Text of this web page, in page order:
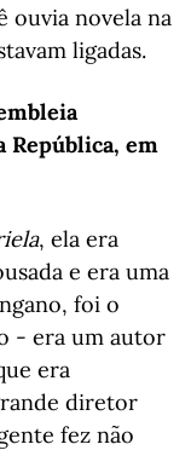
ouvia novela na
ligadas.
República, em
, ela era
e era uma
foi o
- era um autor
era
diretor
fez não